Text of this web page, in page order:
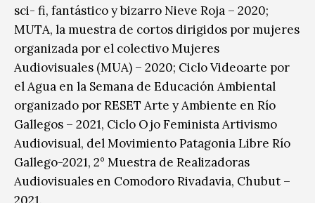
sci- fi, fantástico y bizarro Nieve Roja – 2020;
MUTA, la muestra de cortos dirigidos por mujeres
organizada por el colectivo Mujeres
Audiovisuales (MUA) – 2020; Ciclo Videoarte por
el Agua en la Semana de Educación Ambiental
organizado por RESET Arte y Ambiente en Río
Gallegos – 2021, Ciclo Ojo Feminista Artivismo
Audiovisual, del Movimiento Patagonia Libre Río
Gallego-2021, 2° Muestra de Realizadoras
Audiovisuales en Comodoro Rivadavia, Chubut –